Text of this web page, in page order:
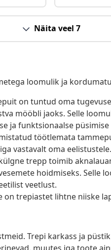
Näita veel 7
loomulik ja
on tuntud oma
mööbli jaoks. Selle
ja funktsionaalse püsimise
töötlemata
vastavalt oma eelistustele.
trepp toimib
hoidmiseks. Selle
veetlust.
on trepiastet lihtne niiske
Trepi karkass ja